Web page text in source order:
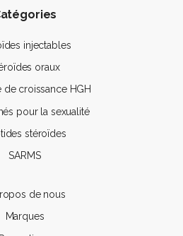
injectables
oraux
de croissance HGH
pour la sexualité
stéroïdes
SARMS
de nous
Marques